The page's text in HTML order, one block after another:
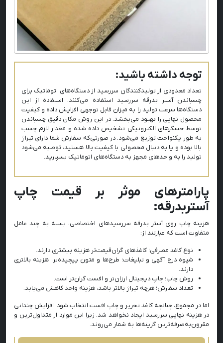
توجه داشته باشید:
تعداد معدودی از تولیدکنندگان سررسید از دستگاه‌های اتوماتیک برای
چسباندن آستر بدرقه سررسید استفاده می‌کنند. استفاده از این
دستگاه‌ها سرعت تولید را به میزان قابل توجهی افزایش داده و کیفیت
محصول نهایی را بهبود می‌بخشد. در این روش مکان دقیق چسباندن
توسط حسگرهای الکترونیکی تشخیص داده شده و مقدار لازم چسب
به طور یکنواخت توزیع می‌شود. در صورتی‌که سفارش شما دارای تیراژ
بالا بوده و یا به دنبال محصولی با کیفیت بالا هستید، توصیه می‌شود
تولید را به واحدهای مجهز به دستگاه‌های اتوماتیک بسپارید.
پارامترهای موثر بر قیمت چاپ
آستربدرقه:
هزینه چاپ روی آستر بدرقه سررسیدهای اختصاصی، بسته به چند عامل
متفاوت است که عبارتند از:
نوع کاغذ مصرفی؛ کاغذهای گران‌قیمت‌تر هزینه بیشتری دارند.
شیوه درج آگهی و تبلیغات؛ طرح‌ها و متون پیچیده‌تر، هزینه بالاتری
دارند.
روش چاپ؛ چاپ دیجیتال ارزان‌تر و افست گران‌تر است.
تعداد سفارش؛ هرچه تیراژ بالاتر باشد، هزینه واحد کاهش می‌یابد.
اما در مجموع، چنانچه کاغذ تحریر و چاپ افست انتخاب شود، افزایش چندانی
در هزینه نهایی سررسید ایجاد نخواهد شد. زیرا این موارد از متداول‌ترین و
مقرون‌به‌صرفه‌ترین گزینه‌ها به شمار می‌روند.